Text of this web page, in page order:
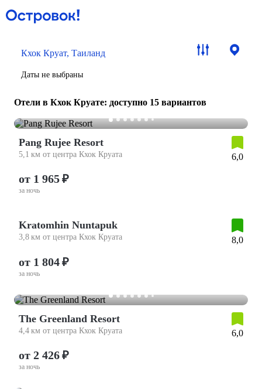
Кхок Круат, Таиланд
Даты не выбраны
Отели в Кхок Круате: доступно 15 вариантов
Pang Rujee Resort
5,1 км от центра Кхок Круата 6,0
от 1 965 ₽
за ночь
Kratomhin Nuntapuk
3,8 км от центра Кхок Круата 8,0
от 1 804 ₽
за ночь
The Greenland Resort
4,4 км от центра Кхок Круата 6,0
от 2 426 ₽
за ночь